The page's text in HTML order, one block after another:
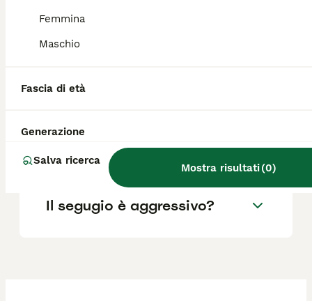
Femmina
Maschio
Fascia di età
Generazione
Salva ricerca
Mostra risultati(0)
questa taglia è di circa 40 euro.
segugio serbo?
Qual è la migliore razza di
cane segugio?
Il segugio è aggressivo?